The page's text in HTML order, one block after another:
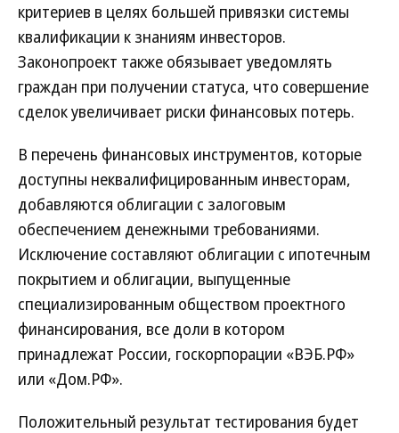
критериев в целях большей привязки системы
квалификации к знаниям инвесторов.
Законопроект также обязывает уведомлять
граждан при получении статуса, что совершение
сделок увеличивает риски финансовых потерь.
В перечень финансовых инструментов, которые
доступны неквалифицированным инвесторам,
добавляются облигации с залоговым
обеспечением денежными требованиями.
Исключение составляют облигации с ипотечным
покрытием и облигации, выпущенные
специализированным обществом проектного
финансирования, все доли в котором
принадлежат России, госкорпорации «ВЭБ.РФ»
или «Дом.РФ».
Положительный результат тестирования будет